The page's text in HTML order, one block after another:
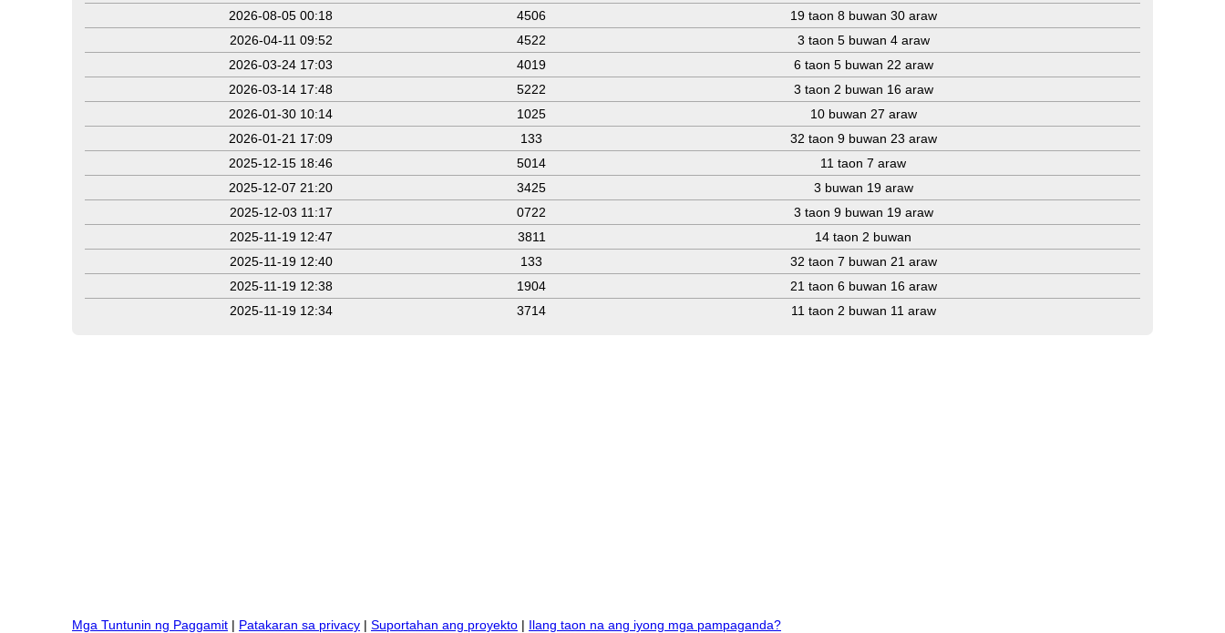
2026-08-05 00:18
4506
19 taon 8 buwan 30 araw
2026-04-11 09:52
4522
3 taon 5 buwan 4 araw
2026-03-24 17:03
4019
6 taon 5 buwan 22 araw
2026-03-14 17:48
5222
3 taon 2 buwan 16 araw
2026-01-30 10:14
1025
10 buwan 27 araw
2026-01-21 17:09
133
32 taon 9 buwan 23 araw
2025-12-15 18:46
5014
11 taon 7 araw
2025-12-07 21:20
3425
3 buwan 19 araw
2025-12-03 11:17
0722
3 taon 9 buwan 19 araw
2025-11-19 12:47
3811
14 taon 2 buwan
2025-11-19 12:40
133
32 taon 7 buwan 21 araw
2025-11-19 12:38
1904
21 taon 6 buwan 16 araw
2025-11-19 12:34
3714 11 taon 2 buwan 11 araw
Mga Tuntunin ng Paggamit | Patakaran sa privacy | Suportahan ang proyekto | Ilang taon na ang iyong mga pampaganda?